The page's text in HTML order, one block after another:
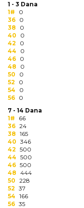
NARUKVICE
DOGAĐAJE
ID PLOČICA
TERMOSI
BOCE
TEHNOLOGIJA
KANCELARIJA
KUĆNI SETOVI
OLOVKE
PRIVESCI &
TORBE &
1 - 3 Dana
1#
0
36 0
38
0
40
0
42
0
44
0
46 0
48
0
50
0
52
0
54
0
56 0
7 - 14 Dana
1#
66
36 24
38 165
40 346
42 500
44 500
46 500
48 444
50 228
52 37
54 166
56 35